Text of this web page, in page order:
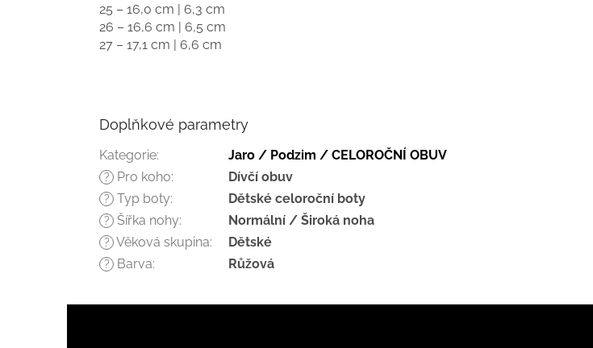
25 – 16,0 cm | 6,3 cm
26 – 16,6 cm | 6,5 cm
27 – 17,1 cm | 6,6 cm
Doplňkové parametry
Kategorie: Jaro / Podzim / CELOROČNÍ OBUV
? Pro koho: Dívčí obuv
? Typ boty: Dětské celoroční boty
? Šířka nohy: Normální / Široká noha
? Věková skupina: Dětské
? Barva: Růžová